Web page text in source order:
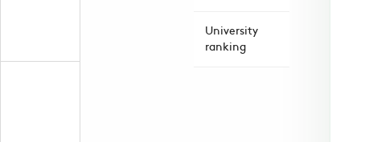
University
ranking